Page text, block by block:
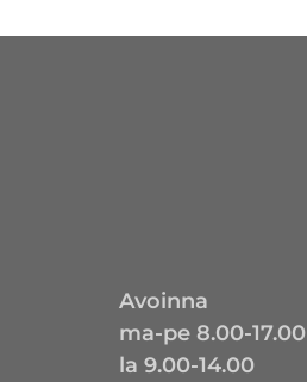
Avoinna
ma-pe 8.00-17.00
la 9.00-14.00